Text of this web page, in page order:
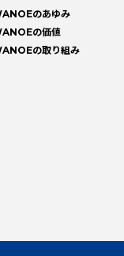
のあゆみ
の価値
の取り組み